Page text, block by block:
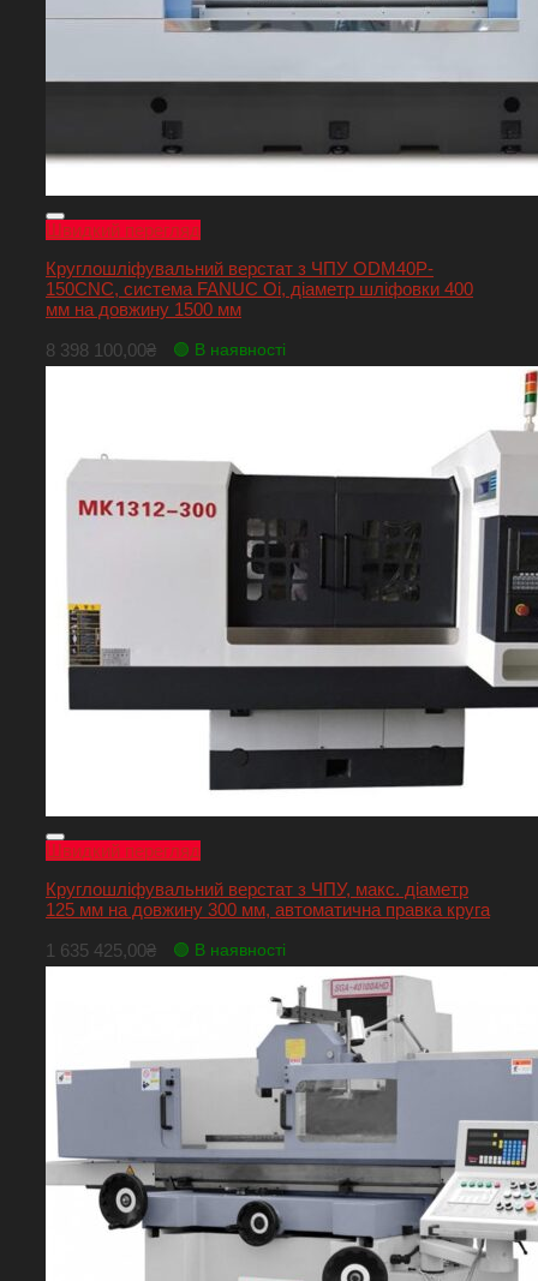
Швидкий перегляд
Круглошліфувальний верстат з ЧПУ ODM40P-
150CNC, система FANUC Oi, діаметр шліфовки 400
мм на довжину 1500 мм
8 398 100,00₴ 🟢 В наявності
Швидкий перегляд
Круглошліфувальний верстат з ЧПУ, макс. діаметр
125 мм на довжину 300 мм, автоматична правка круга
1 635 425,00₴ 🟢 В наявності